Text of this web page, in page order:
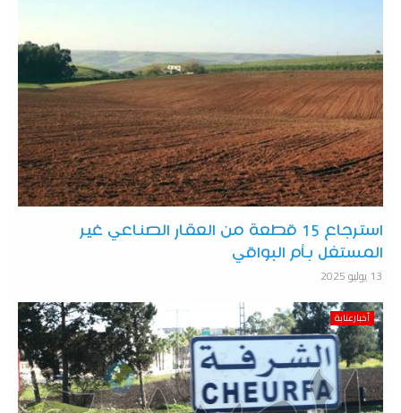
استرجاع 15 قطعة من العقار الصناعي غير
المستغل بأم البواقي
13 يوليو 2025
أخبارعنابة